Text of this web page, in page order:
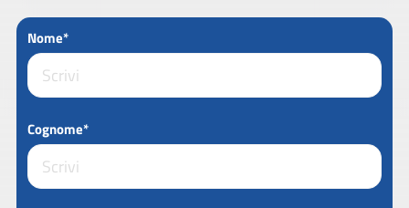
Nome*
Cognome*